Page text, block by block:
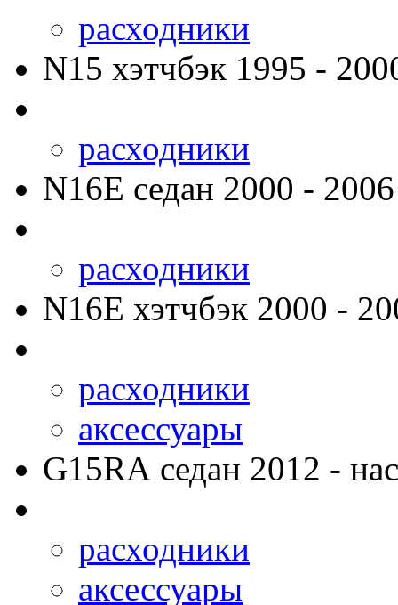
расходники
N15 хэтчбэк 1995 -
расходники
N16E седан 2000 - 2006
расходники
N16E хэтчбэк 2000 -
расходники
аксессуары
G15RA седан 2012 -
расходники
аксессуары